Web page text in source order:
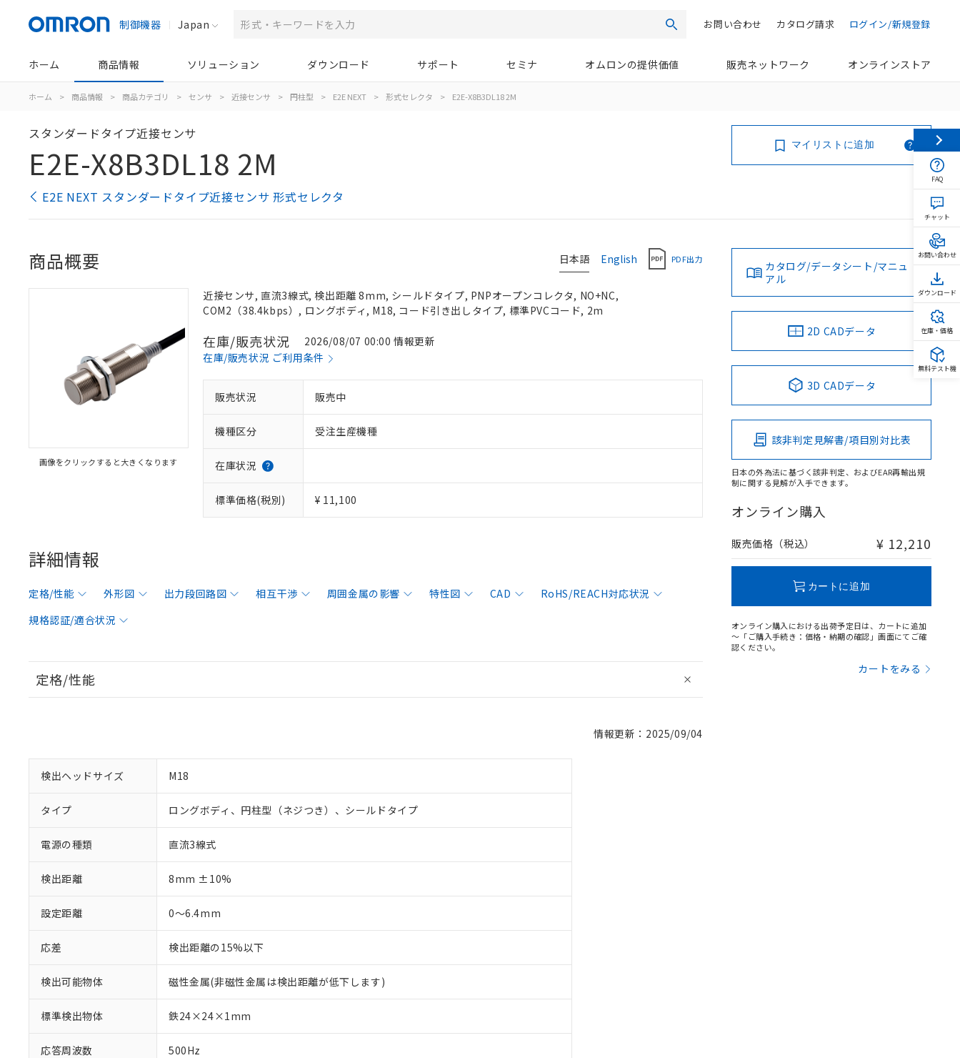
制御機器 Japan 検索 ログイン/新規登録
カタログ請求
お問い合わせ
ホーム 商品情報 ソリューション ダウンロード サポート セミナ オムロンの提供価値 販売ネットワーク オンラインストア
ホーム > 商品情報 > 商品カテゴリ > センサ > 近接センサ > 円柱型 > E2E NEXT > 形式セレクタ > E2E-X8B3DL18 2M
スタンダードタイプ近接センサ
E2E-X8B3DL18 2M
E2E NEXT スタンダードタイプ近接センサ 形式セレクタ
マイリストに追加
日本語 English PDF出力
商品概要
画像をクリックすると大きくなります
近接センサ, 直流3線式, 検出距離 8mm, シールドタイプ, PNPオープンコレクタ, NO+NC,
COM2（38.4kbps）, ロングボディ, M18, コード引き出しタイプ, 標準PVCコード, 2m
在庫/販売状況
2026/08/07 00:00 情報更新
在庫/販売状況 ご利用条件
販売状況 販売中
機種区分 受注生産機種
在庫状況
標準価格(税別) ¥ 11,100
詳細情報
定格/性能 外形図 出力段回路図 相互干渉 周囲金属の影響 特性図 CAD
RoHS/REACH対応状況
規格認証/適合状況
定格/性能
情報更新：2025/09/04
検出ヘッドサイズ M18
タイプ ロングボディ、円柱型（ネジつき）、シールドタイプ
電源の種類 直流3線式
検出距離 8mm ±10%
設定距離 0～6.4mm
応差 検出距離の15%以下
検出可能物体 磁性金属(非磁性金属は検出距離が低下します)
標準検出物体 鉄24×24×1mm
応答周波数 500Hz
カタログ/データシート/マニュ
アル
2D CADデータ
3D CADデータ
該非判定見解書/項目別対比表
日本の外為法に基づく該非判定、およびEAR再輸出規
制に関する見解が入手できます。
オンライン購入
販売価格（税込） ¥ 12,210
カートに追加
オンライン購入における出荷予定日は、カートに追加
～「ご購入手続き：価格・納期の確認」画面にてご確
認ください。
カートをみる
FAQ
チャット
お問い合わせ
ダウンロード
在庫・価格
無料テスト機